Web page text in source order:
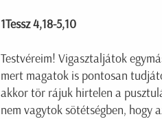
1Tessz 4,18-5,10
Testvéreim! Vigasztaljátok
mert magatok is pontosan
akkor tör rájuk hirtelen a
nem vagytok sötétségben, hogy